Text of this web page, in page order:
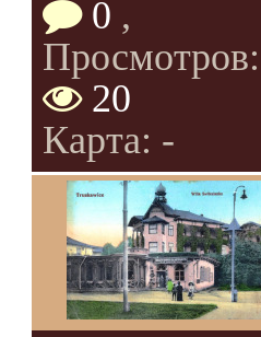
0 ,
Просмотров:
20
Карта: -